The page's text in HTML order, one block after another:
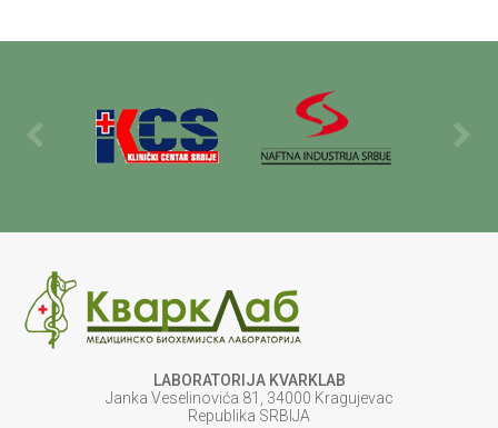
LABORATORIJA KVARKLAB
Janka Veselinovića 81, 34000 Kragujevac
Republika SRBIJA